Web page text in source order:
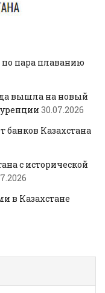
по пара плаванию
вышла на новый
30.07.2026
Казахстана
с исторической
в Казахстане